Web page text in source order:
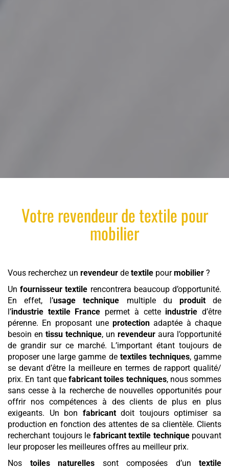
Votrerevendeurdetextilepour
mobilier
Vous recherchez un revendeur de textile pourmobilier ?
Unfournisseur textile rencontrera beaucoup d’opportunité.
En effet, l’usage technique multiple du produitde
l’industrie textile France permet à cette industried’être
pérenne. En proposant uneprotection adaptée à chaque
besoin en tissu technique, un revendeur aura l’opportunité
de grandir sur ce marché. L’important étant toujours de
proposer une large gamme de textiles techniques, gamme
se devant d’être la meilleure en termes de rapport qualité/
prix. En tant que fabricant toiles techniques, nous sommes
sans cesse à la recherche de nouvelles opportunités pour
offrir nos compétences à des clients de plus en plus
exigeants. Un bon fabricantdoit toujours optimiser sa
production en fonction des attentes de sa clientèle. Clients
recherchant toujours le fabricant textile techniquepouvant
leur proposer les meilleures offres au meilleur prix.
Nos toiles naturelles sont composées d’un textile